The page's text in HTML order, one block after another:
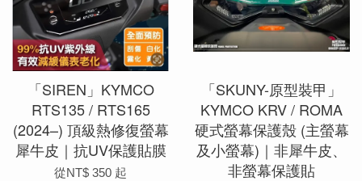
「SIREN」KYMCO
RTS135 / RTS165
(2024–) 頂級熱修復螢幕
犀牛皮｜抗UV保護貼膜
從NT$ 350 起
「SKUNY-原型裝甲」
KYMCO KRV / ROMA
硬式螢幕保護殼 (主螢幕
及小螢幕)｜非犀牛皮、
非螢幕保護貼